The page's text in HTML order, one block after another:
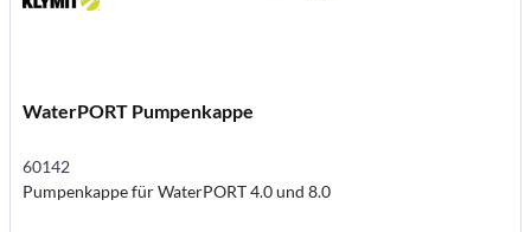
WaterPORT Pumpenkappe
60142
Pumpenkappe für WaterPORT 4.0 und 8.0